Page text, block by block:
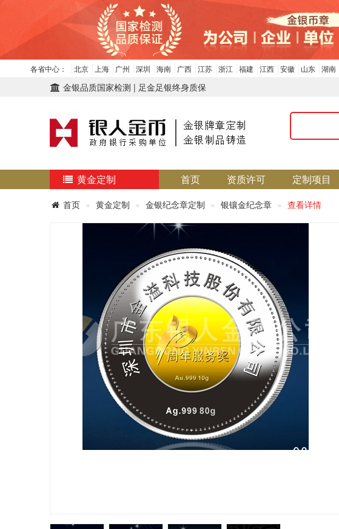
各省中心： 北京 上海 广州 深圳 海南 广西 江苏 浙江 福建 江西 安徽 山东 湖南
金银品质国家检测 | 足金足银终身质保
黄金定制 首页 资质许可 定制项目
首页 黄金定制 金银纪念章定制 银镶金纪念章 查看详情